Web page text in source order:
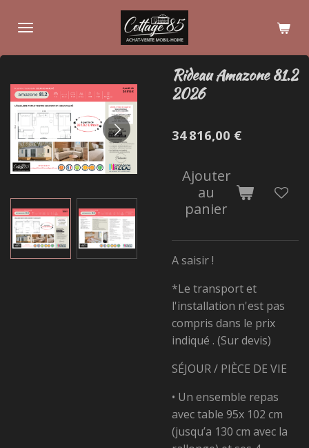
au
Rideau Amazone 81.2
2026
34 816,00 €
Ajouter
au
panier
A saisir !
*Le transport et
l'installation n'est pas
compris dans le prix
indiqué . (Sur devis)
SÉJOUR / PIÈCE DE VIE
• Un ensemble repas
avec table 95x 102 cm
(jusqu’a 130 cm avec la